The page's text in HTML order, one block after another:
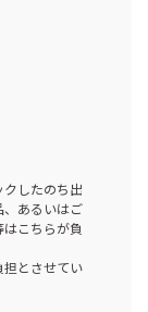
したのち出
あるいはご
こちらが負
担とさせてい